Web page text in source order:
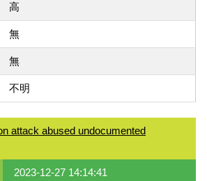
高
無
無
不明
attack abused undocumented
2023-12-27 14:14:41